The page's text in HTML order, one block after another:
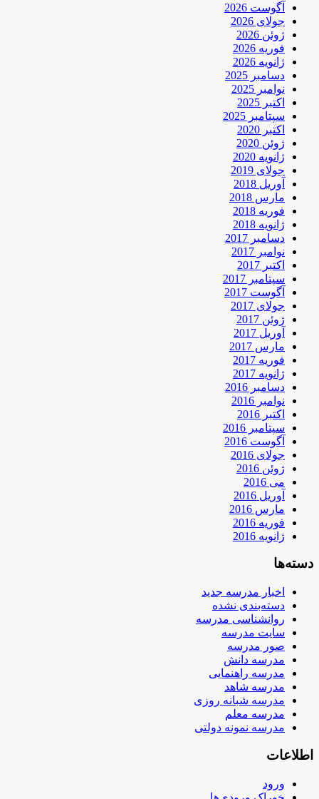
آگوست 2026
جولای 2026
ژوئن 2026
فوریه 2026
ژانویه 2026
دسامبر 2025
نوامبر 2025
اکتبر 2025
سپتامبر 2025
اکتبر 2020
ژوئن 2020
ژانویه 2020
جولای 2019
آوریل 2018
مارس 2018
فوریه 2018
ژانویه 2018
دسامبر 2017
نوامبر 2017
اکتبر 2017
سپتامبر 2017
آگوست 2017
جولای 2017
ژوئن 2017
آوریل 2017
مارس 2017
فوریه 2017
ژانویه 2017
دسامبر 2016
نوامبر 2016
اکتبر 2016
سپتامبر 2016
آگوست 2016
جولای 2016
ژوئن 2016
می 2016
آوریل 2016
مارس 2016
فوریه 2016
ژانویه 2016
دسته‌ها
اخبار مدرسه جدید
دسته‌بندی نشده
روانشناسی مدرسه
سایت مدرسه
صور مدرسه
مدرسه دانش
مدرسه راهنمایی
مدرسه شاهد
مدرسه شبانه روزی
مدرسه معلم
مدرسه نمونه دولتی
اطلاعات
ورود